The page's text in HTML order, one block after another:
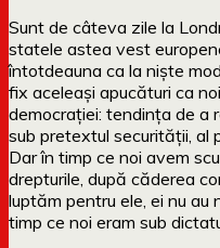
Sunt de câteva zile la
statele astea vest
întotdeauna ca la niște
fix aceleași apucături ca
democrației: tendința de a
sub pretextul securității, al
Dar în timp ce noi avem
drepturile, după căderea
luptăm pentru ele, ei nu au
timp ce noi eram sub